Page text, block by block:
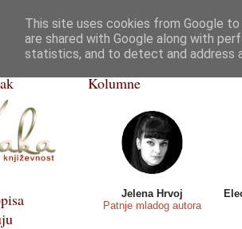
Poezija Priče, crtice
5632
Kolumne
Jelena Hrvoj
Patnje mladog autora
This site uses cookies from Google
are shared with Google along with
statistics, and to detect and address